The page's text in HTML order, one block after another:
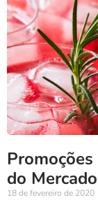
do
18 de fevereiro de 2020